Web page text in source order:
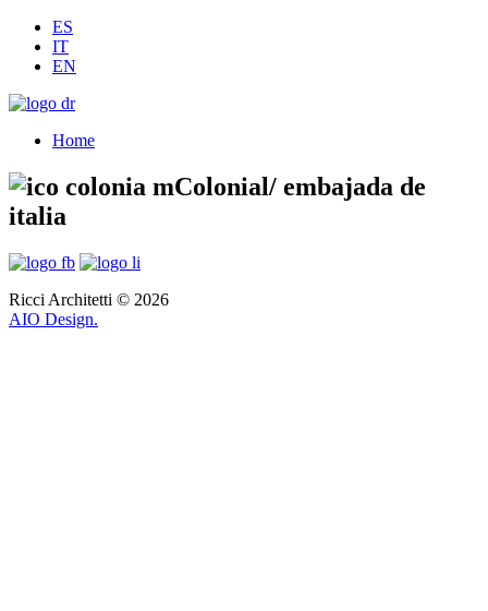
ES
IT
EN
Home
Colonial/ embajada de
italia
Ricci Architetti © 2026
AIO Design.